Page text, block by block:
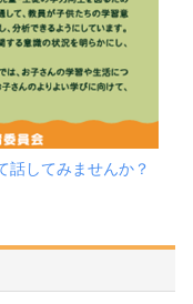
話してみませんか？